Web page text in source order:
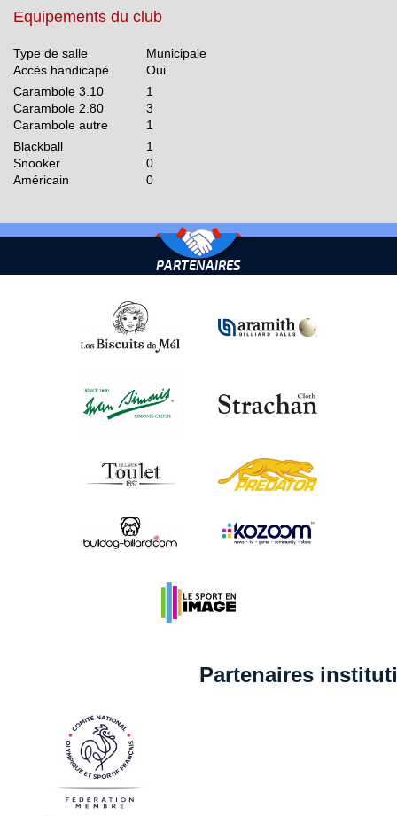
Equipements du club
Type de salle
Municipale
Accès handicapé
Oui
Carambole 3.10
1
Carambole 2.80
3
Carambole autre
1
Blackball
1
Snooker
0
Américain
0
PARTENAIRES
Partenaires